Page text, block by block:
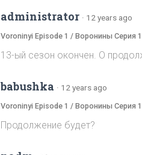
administrator · 12 years ago
Voroninyi Episode 1 / Воронины Серия 1
13-ый сезон окончен. О
babushka · 12 years ago
Voroninyi Episode 1 / Воронины Серия 1
Продолжение будет?